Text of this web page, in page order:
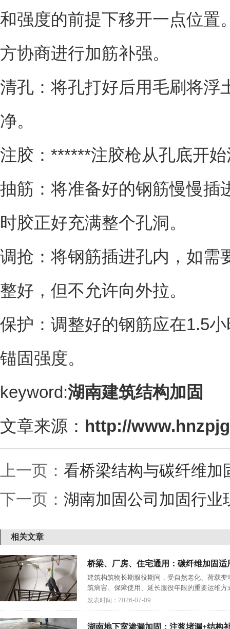
和强度的前提下移开一点位置
方协商进行加筋补强。
清孔：将孔打好后用毛刷将浮
净。
注胶：******注胶枪从孔底开
抽筋：将准备好的钢筋慢慢插
时胶正好充满整个孔洞。
调抢：将钢筋插进孔内，如需
整好，但不允许向外拉。
保护：调整好的钢筋应在1.5
锚固强度。
keyword:湖南建筑结构加固
文章来源： http://
上一页： 看桥梁结构与碳纤维加
下一页： 湖南加固公司加固行业
相关文章
桥梁、厂房、住宅通用：碳纤维加固适
建筑构筑物长期服役期间，受自然老化、荷载
筑病害、保障使用、延长服役年限的重要运维
发表时间：2026-07-09
湖南地下室渗漏加固：注浆堵漏+结构